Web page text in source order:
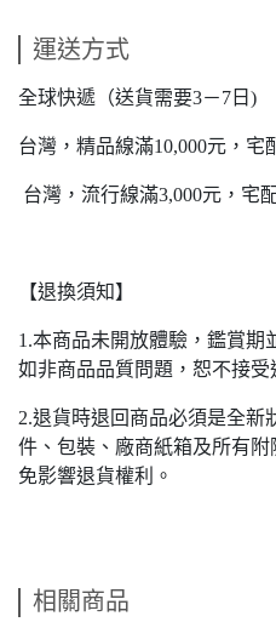
運送方式
全球快遞（送貨需要3－7日)
台灣，精品線滿10,000元，宅
台灣，流行線滿3,000元，宅
【退換須知】
1.本商品未開放體驗，鑑賞期
如非商品品質問題，恕不接受
2.退貨時退回商品必須是全新
件、包裝、廠商紙箱及所有
免影響退貨權利。
相關商品